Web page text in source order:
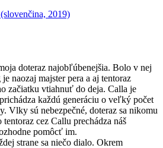
2019)
doteraz najobľúbenejšia. Bolo v nej
naozaj majster pera a aj tentoraz
začiatku vtiahnuť do deja. Calla je
každú generáciu o veľký počet
Vlky sú nebezpečné, doteraz sa nikomu
cez Callu prechádza náš
pomôcť im.
strane sa niečo dialo. Okrem